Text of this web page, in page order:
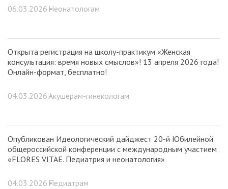
06.03.2026 •Неонатологам
Открыта регистрация на школу-практикум «Женская
консультация: время новых смыслов»! 13 апреля 2026 года!
Онлайн-формат, бесплатно!
04.03.2026 •Акушерам-гинекологам
Опубликован Идеологический дайджест 20-й Юбилейной
общероссийской конференции с международным участием
«FLORES VITAE. Педиатрия и неонатология»
04.03.2026 •Педиатрам